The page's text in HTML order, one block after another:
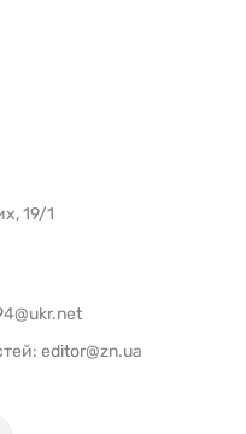
19/1
editor@zn.ua